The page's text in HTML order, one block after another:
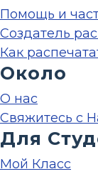
Помощь и
Создатель
Как
Около
О нас
Свяжитесь с
Для
Мой Класс